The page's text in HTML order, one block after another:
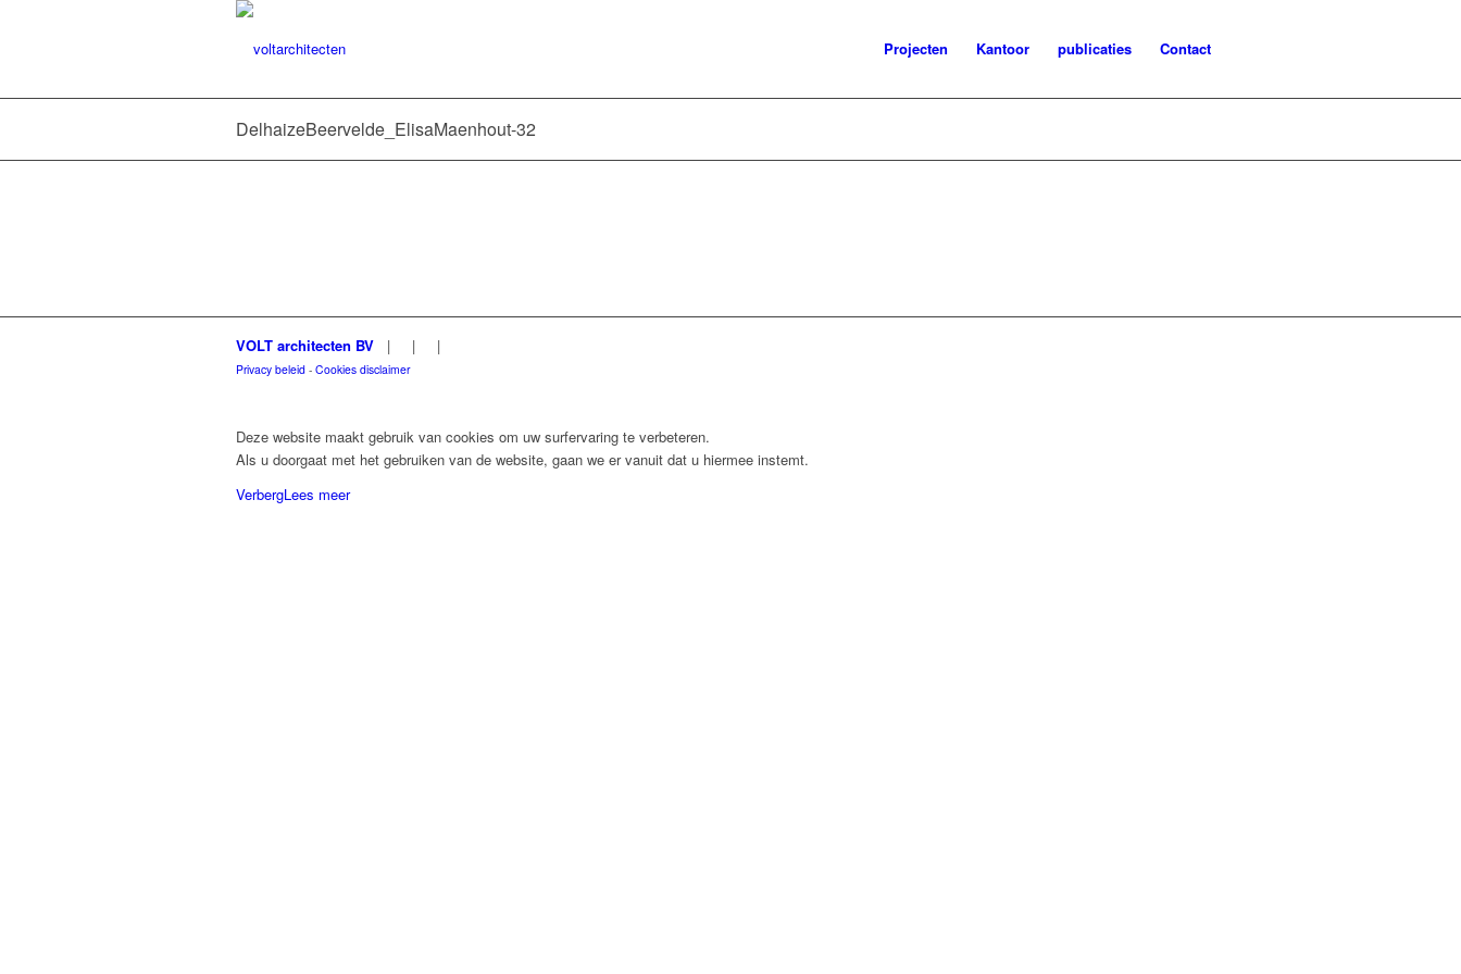
Projecten Kantoor publicaties Contact
DelhaizeBeervelde_ElisaMaenhout-32
VOLT architecten BV | | |
Privacy beleid - Cookies disclaimer
Deze website maakt gebruik van cookies om uw surfervaring te verbeteren.
Als u doorgaat met het gebruiken van de website, gaan we er vanuit dat u hiermee instemt.
VerbergLees meer